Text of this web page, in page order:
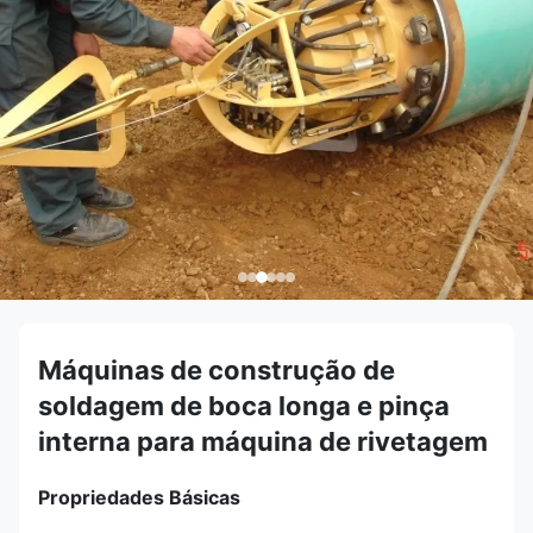
Máquinas de construção de
soldagem de boca longa e pinça
interna para máquina de rivetagem
Propriedades Básicas